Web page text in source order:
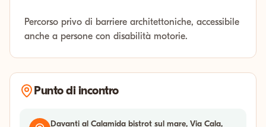
Percorso privo di barriere architettoniche, accessibile
anche a persone con disabilità motorie.
Punto di incontro
Davanti al Calamida bistrot sul mare, Via Cala,